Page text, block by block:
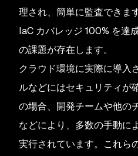
理され、簡単に監査できま
IaC カバレッジ 100% を達
の課題が存在します。
クラウド環境に実際に導入
ルなどにはセキュリティが
の場合、開発チームや他の
などにより、多数の手動に
実行されています。これら